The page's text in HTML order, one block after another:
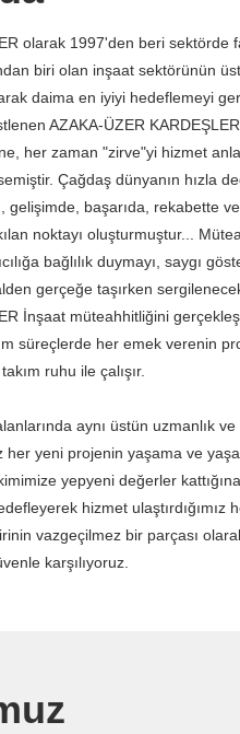
olarak 1997'den beri sektörde
biri olan inşaat sektörünün
daima en iyiyi hedeflemeyi
AZAKA-ÜZER
her zaman "zirve"yi hizmet
Çağdaş dünyanın hızla
gelişimde, başarıda, rekabette
noktayı oluşturmuştur...
bağlılık duymayı, saygı
gerçeğe taşırken
İnşaat müteahhitliğini
süreçlerde her emek verenin
ruhu ile çalışır.
aynı üstün uzmanlık
her yeni projenin yaşama ve
yepyeni değerler
hizmet ulaştırdığımız
vazgeçilmez bir parçası
karşılıyoruz.